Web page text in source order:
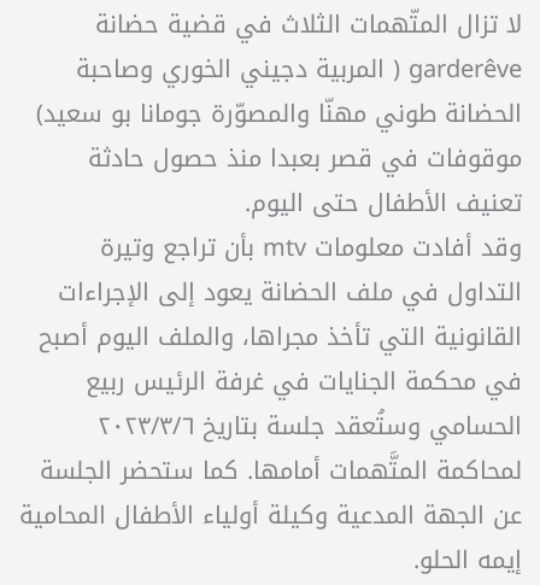
لا تزال المتّهمات الثلاث في قضية حضانة
garderêve ( المربية دجيني الخوري وصاحبة
الحضانة طوني مهنّا والمصوّرة جومانا بو سعيد)
موقوفات في قصر بعبدا منذ حصول حادثة
تعنيف الأطفال حتى اليوم.
وقد أفادت معلومات mtv بأن تراجع وتيرة
التداول في ملف الحضانة يعود إلى الإجراءات
القانونية التي تأخذ مجراها، والملف اليوم أصبح
في محكمة الجنايات في غرفة الرئيس ربيع
الحسامي وستُعقد جلسة بتاريخ ٢٠٢٣/٣/٦
لمحاكمة المتَّهمات أمامها. كما ستحضر الجلسة
عن الجهة المدعية وكيلة أولياء الأطفال المحامية
إيمه الحلو.